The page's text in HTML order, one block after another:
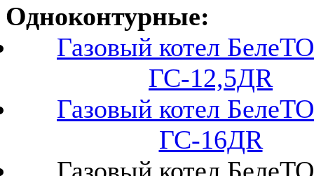
Одноконтурные:
Газовый котел
ГС-12,5ДR
Газовый котел
ГС-16ДR
Газовый котел